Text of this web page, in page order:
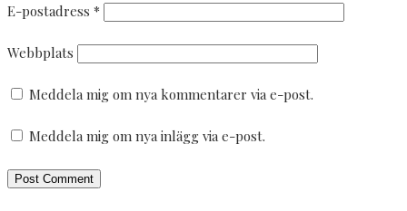
E-postadress *
Webbplats
Meddela mig om nya kommentarer via e-post.
Meddela mig om nya inlägg via e-post.